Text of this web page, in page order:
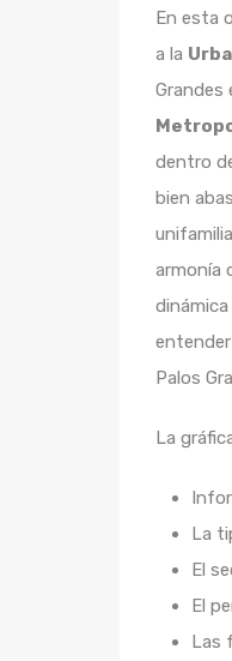
En esta
a la
Grandes
dentro
bien
armonía
Palos
La
La
El
El
Las